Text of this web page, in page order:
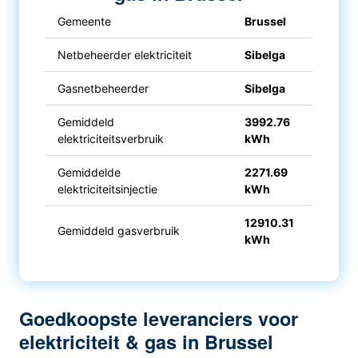
Gemeente Brussel
Netbeheerder elektriciteit Sibelga
Gasnetbeheerder Sibelga
Gemiddeld
elektriciteitsverbruik
3992.76
kWh
Gemiddelde
elektriciteitsinjectie
2271.69
kWh
Gemiddeld gasverbruik
12910.31
kWh
Goedkoopste leveranciers voor
elektriciteit & gas in Brussel